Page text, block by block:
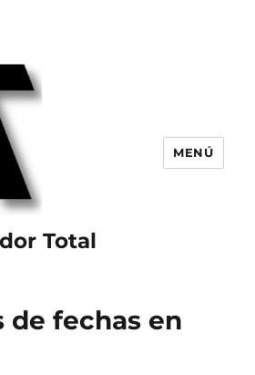
Total
MENÚ
de fechas en